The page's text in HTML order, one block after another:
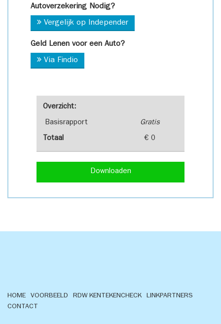
Overzicht:
Basisrapport Gratis
Totaal € 0
Downloaden
Autoverzekering Nodig?
Vergelijk op Independer
Geld Lenen voor een Auto?
Via Findio
HOME VOORBEELD RDW KENTEKENCHECK
LINKPARTNERS
CONTACT